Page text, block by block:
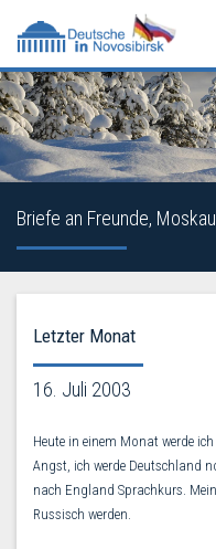
Briefe an Freunde,
Letzter Monat
16. Juli 2003
Heute in einem Monat werde
Angst, ich werde Deutschland
nach England Sprachkurs.
Russisch werden.